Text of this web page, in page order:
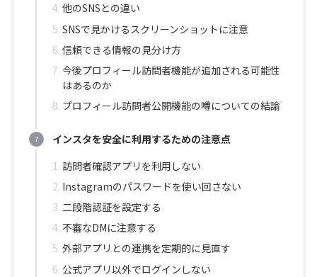
他のSNSとの違い
SNSで見かけるスクリーンショットに注意
信頼できる情報の見分け方
今後プロフィール訪問者機能が追加される可能性
はあるのか
プロフィール訪問者公開機能の噂についての結論
インスタを安全に利用するための注意点
訪問者確認アプリを利用しない
Instagramのパスワードを使い回さない
二段階認証を設定する
不審なDMに注意する
外部アプリとの連携を定期的に見直す
公式アプリ以外でログインしない